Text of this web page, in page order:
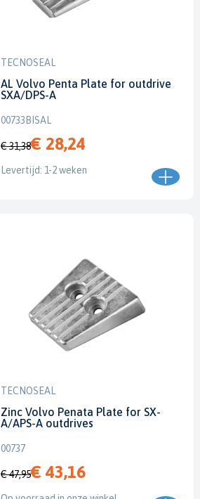
TECNOSEAL
AL Volvo Penta Plate for outdrive
SXA/DPS-A
00733BISAL
€ 31,38€ 28,24
Levertijd: 1-2 weken
TECNOSEAL
Zinc Volvo Penata Plate for SX-
A/APS-A outdrives
00737
€ 47,95€ 43,16